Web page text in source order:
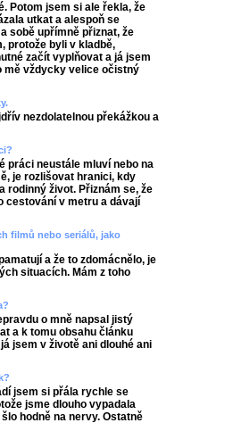
Potom jsem si ale řekla, že
utkat a alespoň se
sobě upřímně přiznat, že
protože byli v kladbě,
začít vyplňovat a já jsem
mě vždycky velice očistný
nezdolatelnou překážkou a
práci neustále mluví nebo na
je rozlišovat hranici, kdy
rodinný život. Přiznám se, že
cestování v metru a dávají
filmů nebo seriálů, jako
a že to zdomácnělo, je
situacích. Mám z toho
o mně napsal jistý
a k tomu obsahu článku
jsem v životě ani dlouhé ani
jsem si přála rychle se
jsme dlouho vypadala
hodně na nervy. Ostatně